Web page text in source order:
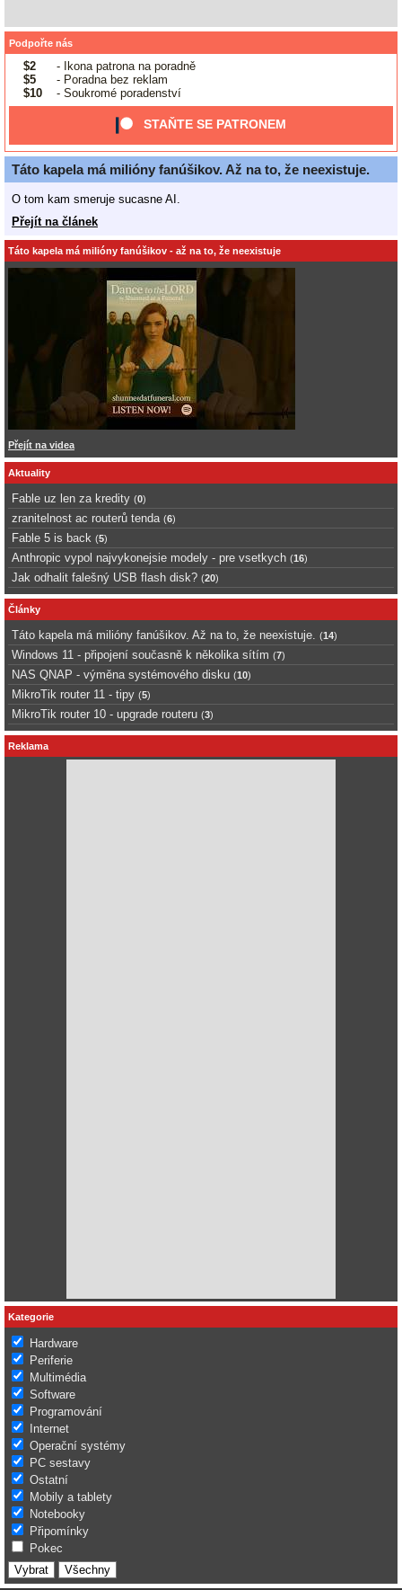
Podpořte nás
$2
- Ikona patrona na poradně
$5
- Poradna bez reklam
$10
- Soukromé poradenství
STAŇTE SE PATRONEM
Táto kapela má milióny fanúšikov. Až na to, že neexistuje.
O tom kam smeruje sucasne AI.
Přejít na článek
Táto kapela má milióny fanúšikov - až na to, že neexistuje
Přejít na videa
Aktuality
Fable uz len za kredity (0)
zranitelnost ac routerů tenda (6)
Fable 5 is back (5)
Anthropic vypol najvykonejsie modely - pre vsetkych (16)
Jak odhalit falešný USB flash disk? (20)
Články
Táto kapela má milióny fanúšikov. Až na to, že neexistuje. (14)
Windows 11 - připojení současně k několika sítím (7)
NAS QNAP - výměna systémového disku (10)
MikroTik router 11 - tipy (5)
MikroTik router 10 - upgrade routeru (3)
Reklama
Kategorie
Hardware
Periferie
Multimédia
Software
Programování
Internet
Operační systémy
PC sestavy
Ostatní
Mobily a tablety
Notebooky
Připomínky
Pokec